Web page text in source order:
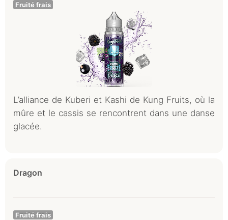
Fruité frais
L’alliance de Kuberi et Kashi de Kung Fruits, où la
mûre et le cassis se rencontrent dans une danse
glacée.
Dragon
Fruité frais